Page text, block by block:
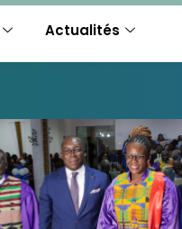
Actualités